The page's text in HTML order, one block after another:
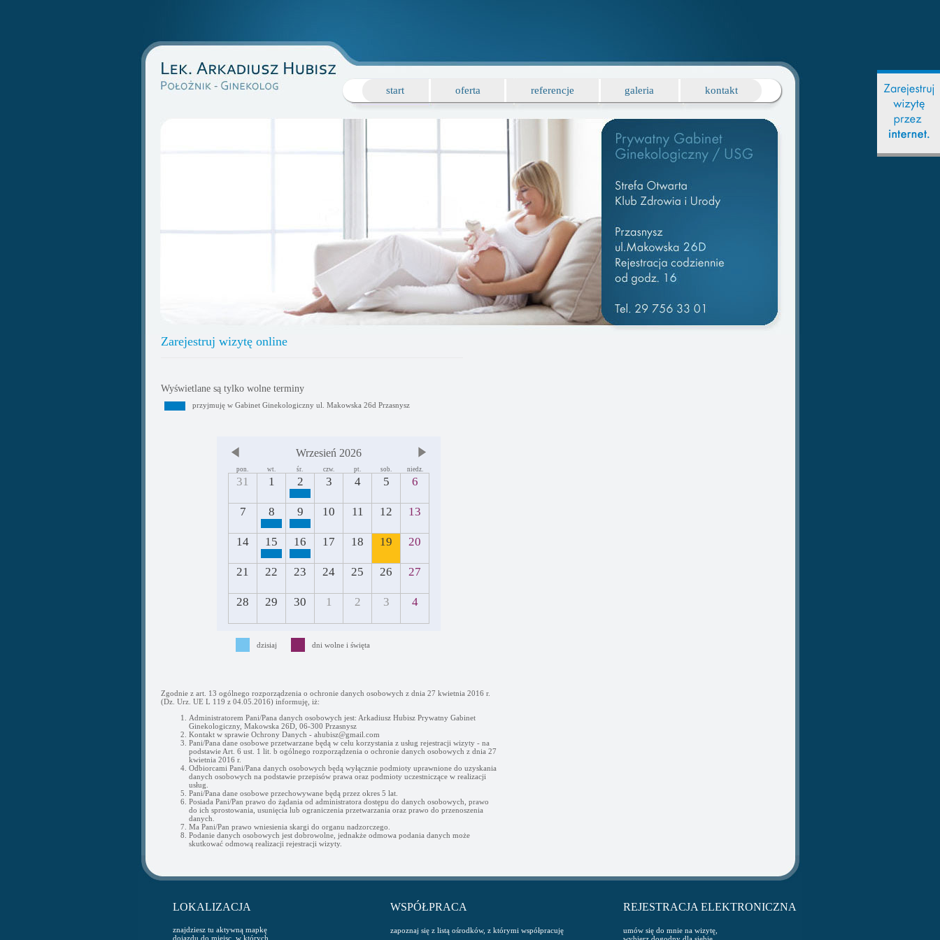
start oferta referencje galeria kontakt
Zarejestruj wizytę online
Wyświetlane są tylko wolne terminy
przyjmuję w Gabinet Ginekologiczny ul. Makowska 26d Przasnysz
Wrzesień 2026
pon. wt. śr. czw. pt. sob. niedz.
31 1 2 3 4 5 6
7 8 9 10 11 12 13
14 15 16 17 18 19 20
21 22 23 24 25 26 27
28 29 30 1 2 3 4
dzisiaj dni wolne i święta
Zgodnie z art. 13 ogólnego rozporządzenia o ochronie danych osobowych z dnia 27 kwietnia 2016 r.
(Dz. Urz. UE L 119 z 04.05.2016) informuję, iż:
Administratorem Pani/Pana danych osobowych jest: Arkadiusz Hubisz Prywatny Gabinet
Ginekologiczny, Makowska 26D, 06-300 Przasnysz
Kontakt w sprawie Ochrony Danych - ahubisz@gmail.com
Pani/Pana dane osobowe przetwarzane będą w celu korzystania z usług rejestracji wizyty - na
podstawie Art. 6 ust. 1 lit. b ogólnego rozporządzenia o ochronie danych osobowych z dnia 27
kwietnia 2016 r.
Odbiorcami Pani/Pana danych osobowych będą wyłącznie podmioty uprawnione do uzyskania
danych osobowych na podstawie przepisów prawa oraz podmioty uczestniczące w realizacji
usług.
Pani/Pana dane osobowe przechowywane będą przez okres 5 lat.
Posiada Pani/Pan prawo do żądania od administratora dostępu do danych osobowych, prawo
do ich sprostowania, usunięcia lub ograniczenia przetwarzania oraz prawo do przenoszenia
danych.
Ma Pani/Pan prawo wniesienia skargi do organu nadzorczego.
Podanie danych osobowych jest dobrowolne, jednakże odmowa podania danych może
skutkować odmową realizacji rejestracji wizyty.
LOKALIZACJA
znajdziesz tu aktywną mapkę
dojazdu do miejsc, w których
WSPÓŁPRACA
zapoznaj się z listą ośrodków, z którymi współpracuję
REJESTRACJA ELEKTRONICZNA
umów się do mnie na wizytę,